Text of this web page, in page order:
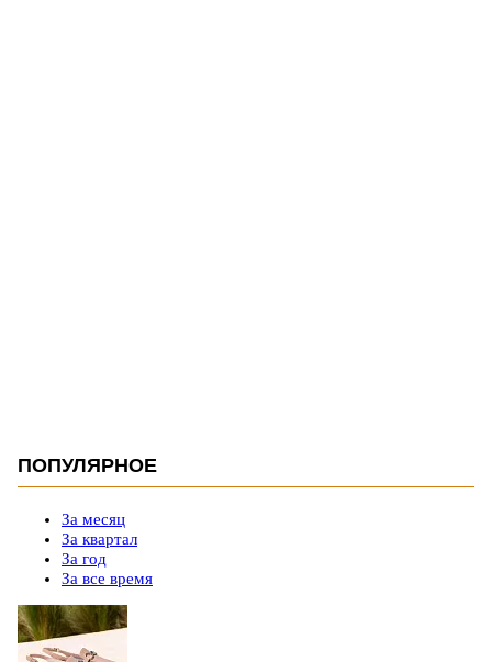
ПОПУЛЯРНОЕ
За месяц
За квартал
За год
За все время